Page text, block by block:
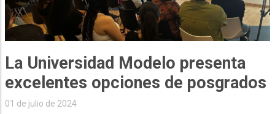
La Universidad Modelo presenta
excelentes opciones de posgrados
01 de julio de 2024